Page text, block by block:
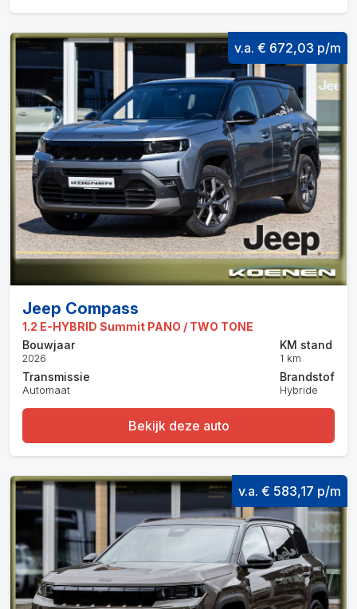
v.a. € 672,03 p/m
Jeep Compass
1.2 E-HYBRID Summit PANO / TWO TONE
Bouwjaar
2026
Transmissie
Automaat
KM stand
1 km
Brandstof
Hybride
Bekijk deze auto
v.a. € 583,17 p/m